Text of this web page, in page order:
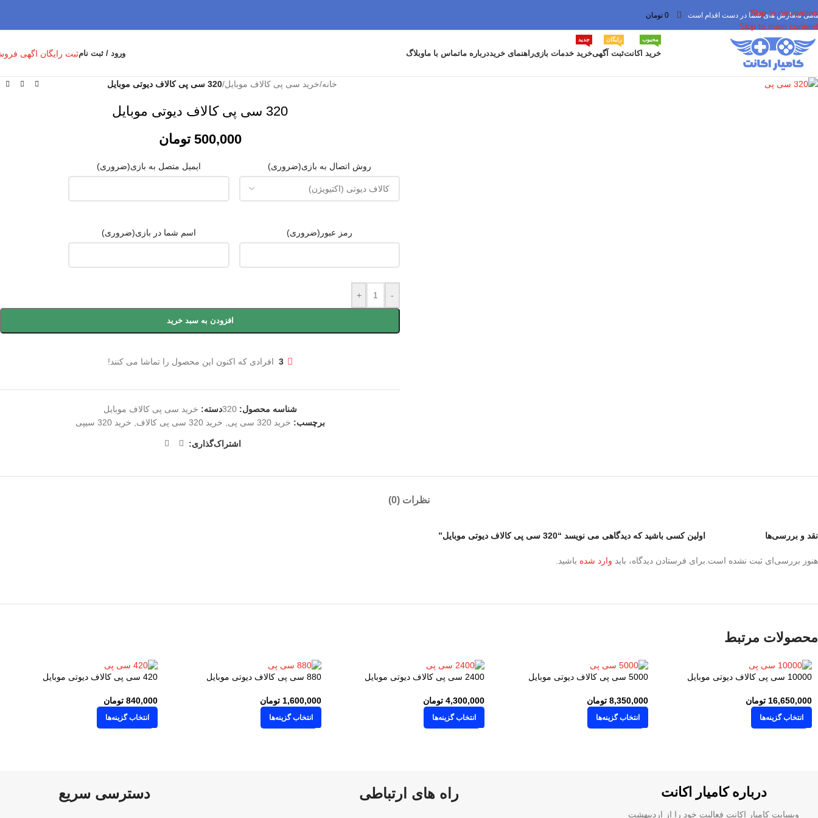
Skip to navigation
Skip to main content
سفارش های شما در دست اقدام است 0 تومان
خرید اکانت
محبوب
ثبت آگهی
رایگان
خرید خدمات بازی
جدید
راهنمای خریددرباره ماتماس با ماوبلاگ ورود / ثبت نامثبت رایگان اگهی
برای بزرگنمایی کلیک کنید
خانه/خرید سی پی کالاف موبایل/320 سی پی کالاف دیوتی موبایل
320 سی پی کالاف دیوتی موبایل
500,000 تومان
روش اتصال به بازی(ضروری) ایمیل متصل به بازی(ضروری)
رمز عبور (ضروری) اسم شما در بازی(ضروری)
-
+
افزودن به سبد خرید
3 افرادی که اکنون این محصول را تماشا می کنند!
شناسه محصول:320دسته: خرید سی پی کالاف موبایل
برچسب: خرید 320 سی پی خرید 320 سی پی کالاف خرید 320 سیپی
اشتراک‌گذاری:
نظرات (0)
نقد و بررسی‌ها
هنوز بررسی‌ای ثبت نشده است.
اولین کسی باشید که دیدگاهی می نویسد “320 سی پی کالاف دیوتی موبایل”
برای فرستادن دیدگاه، باید وارد شده باشید.
محصولات مرتبط
10000 سی پی کالاف دیوتی موبایل
16,650,000 تومان
انتخاب گزینه‌ها
5000 سی پی کالاف دیوتی موبایل
8,350,000 تومان
انتخاب گزینه‌ها
2400 سی پی کالاف دیوتی موبایل
4,300,000 تومان
انتخاب گزینه‌ها
880 سی پی کالاف دیوتی موبایل
1,600,000 تومان
انتخاب گزینه‌ها
420 سی پی کالاف دیوتی موبایل
840,000 تومان
انتخاب گزینه‌ها
درباره کامیار اکانت
وبسایت کامیار اکانت فعالیت خود را از اردیبهشت
راه های ارتباطی دسترسی سریع